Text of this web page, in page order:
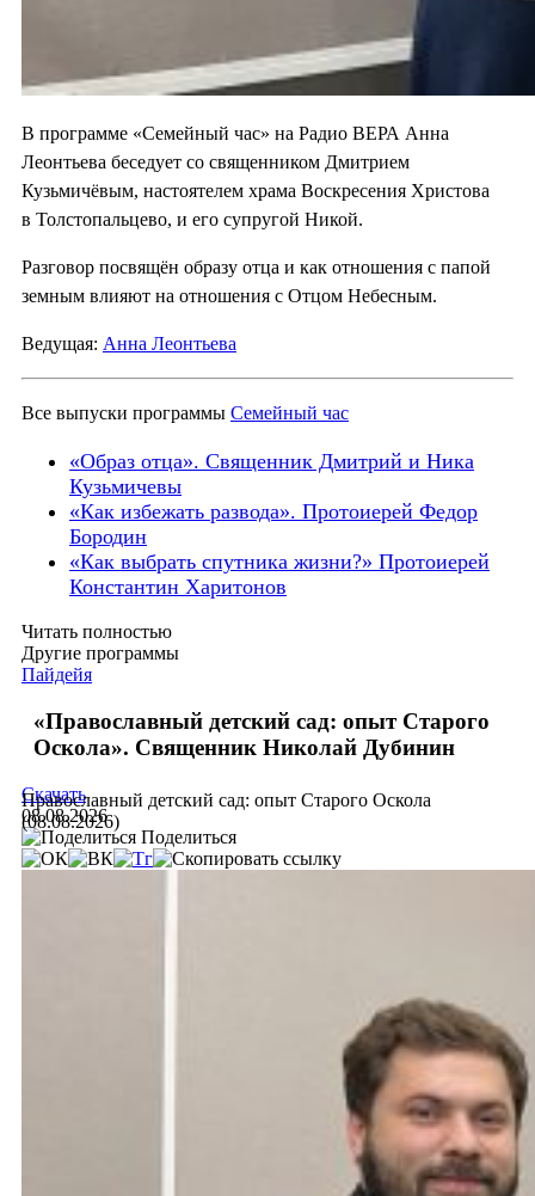
В программе «Семейный час» на Радио ВЕРА Анна
Леонтьева беседует со священником Дмитрием
Кузьмичёвым, настоятелем храма Воскресения Христова
в Толстопальцево, и его супругой Никой.
Разговор посвящён образу отца и как отношения с папой
земным влияют на отношения с Отцом Небесным.
Ведущая: Анна Леонтьева
Все выпуски программы Семейный час
«Образ отца». Священник Дмитрий и Ника
Кузьмичевы
«Как избежать развода». Протоиерей Федор
Бородин
«Как выбрать спутника жизни?» Протоиерей
Константин Харитонов
Читать полностью
Другие программы
Пайдейя
«Православный детский сад: опыт Старого
Оскола». Священник Николай Дубинин
Православный детский сад: опыт Старого Оскола
(08.08.2026)
Скачать
08.08.2026
Поделиться